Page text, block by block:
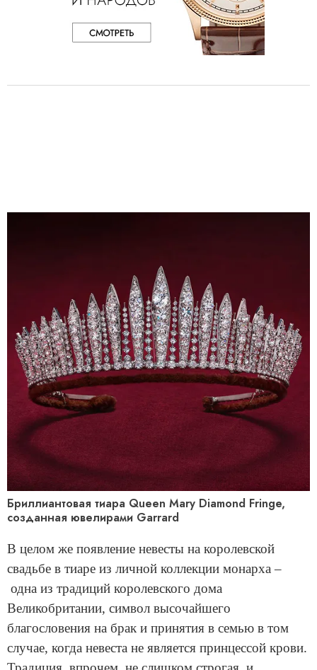
Бриллиантовая тиара Queen Mary Diamond Fringe,
созданная ювелирами Garrard
В целом же появление невесты на королевской
свадьбе в тиаре из личной коллекции монарха –
одна из традиций королевского дома
Великобритании, символ высочайшего
благословения на брак и принятия в семью в том
случае, когда невеста не является принцессой крови.